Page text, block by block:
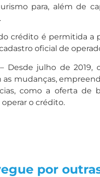
para, além de
crédito é permitida a
oficial de
– Desde julho de 2019,
as mudanças,
como a oferta de
o crédito.
por